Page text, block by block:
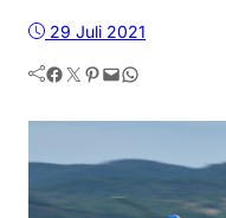
29 Juli 2021
Facebook Twitter Pinterest Mail WhatsApp